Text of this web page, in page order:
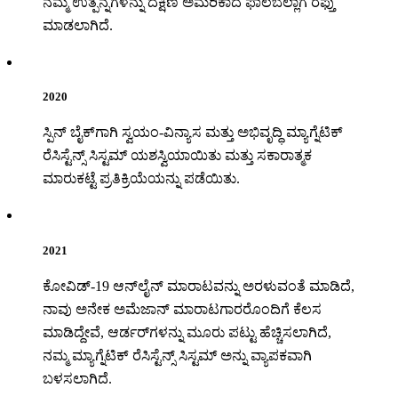
ಮಾಡಲಾಗಿದೆ.
2020
ಸ್ಪಿನ್ ಬೈಕ್‌ಗಾಗಿ ಸ್ವಯಂ-ವಿನ್ಯಾಸ ಮತ್ತು ಅಭಿವೃದ್ಧಿ ಮ್ಯಾಗ್ನೆಟಿಕ್
ರೆಸಿಸ್ಟೆನ್ಸ್ ಸಿಸ್ಟಮ್ ಯಶಸ್ವಿಯಾಯಿತು ಮತ್ತು ಸಕಾರಾತ್ಮಕ
ಮಾರುಕಟ್ಟೆ ಪ್ರತಿಕ್ರಿಯೆಯನ್ನು ಪಡೆಯಿತು.
2021
ಕೋವಿಡ್-19 ಆನ್‌ಲೈನ್ ಮಾರಾಟವನ್ನು ಅರಳುವಂತೆ ಮಾಡಿದೆ,
ನಾವು ಅನೇಕ ಅಮೆಜಾನ್ ಮಾರಾಟಗಾರರೊಂದಿಗೆ ಕೆಲಸ
ಮಾಡಿದ್ದೇವೆ, ಆರ್ಡರ್‌ಗಳನ್ನು ಮೂರು ಪಟ್ಟು ಹೆಚ್ಚಿಸಲಾಗಿದೆ,
ನಮ್ಮ ಮ್ಯಾಗ್ನೆಟಿಕ್ ರೆಸಿಸ್ಟೆನ್ಸ್ ಸಿಸ್ಟಮ್ ಅನ್ನು ವ್ಯಾಪಕವಾಗಿ
ಬಳಸಲಾಗಿದೆ.